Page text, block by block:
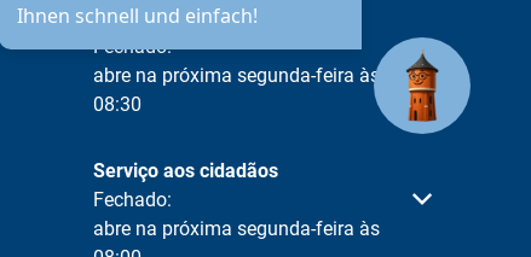
Ihnen schnell und einfach!
Disponibilidade por telefone
Clique para ocultar outras horas de abertura ou
Fechado:
abre na próxima segunda-feira às
08:30
Serviço aos cidadãos
Clique para ocultar outras horas de abertura ou
Fechado:
abre na próxima segunda-feira às